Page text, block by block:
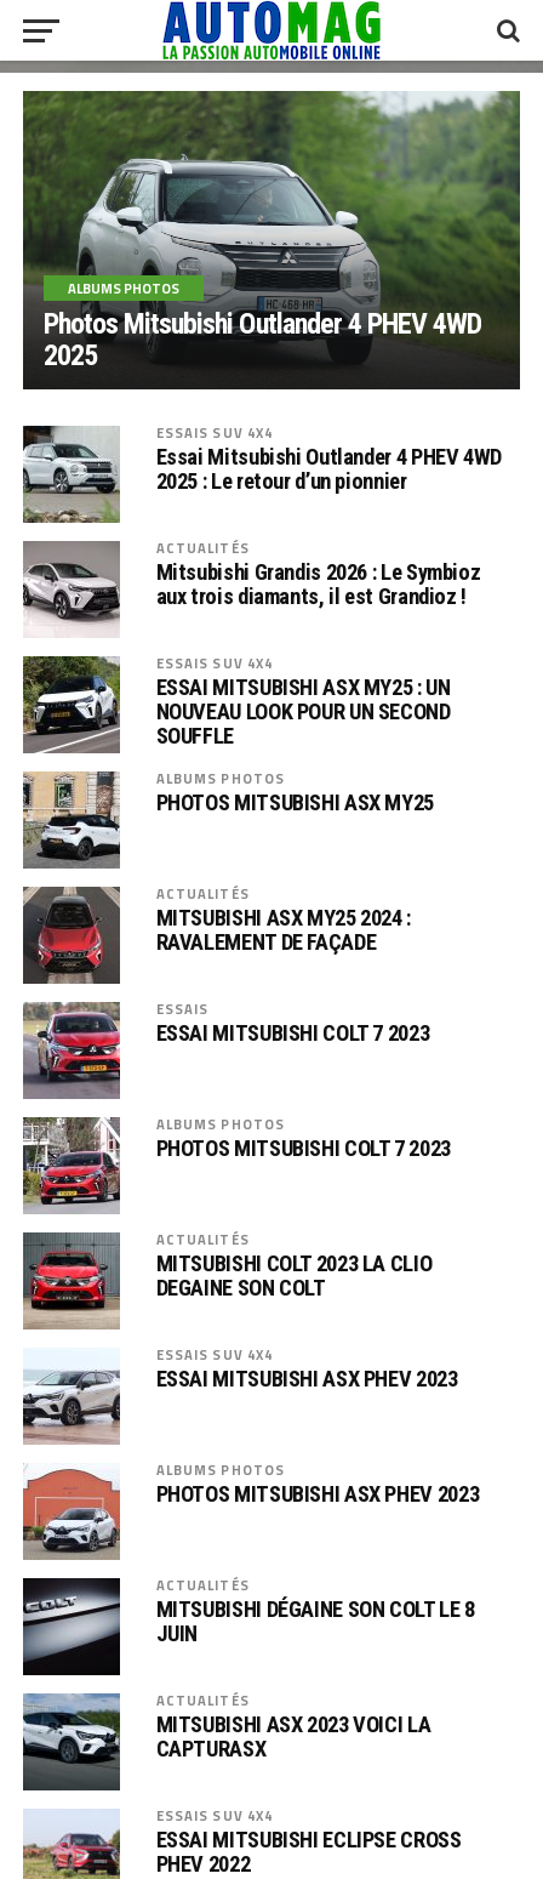
ALBUMS PHOTOS
Photos Mitsubishi Outlander 4 PHEV 4WD
2025
ESSAIS SUV 4X4
Essai Mitsubishi Outlander 4 PHEV 4WD
2025 : Le retour d’un pionnier
ACTUALITÉS
Mitsubishi Grandis 2026 : Le Symbioz
aux trois diamants, il est Grandioz !
ESSAIS SUV 4X4
ESSAI MITSUBISHI ASX MY25 : UN
NOUVEAU LOOK POUR UN SECOND
SOUFFLE
ALBUMS PHOTOS
PHOTOS MITSUBISHI ASX MY25
ACTUALITÉS
MITSUBISHI ASX MY25 2024 :
RAVALEMENT DE FAÇADE
ESSAIS
ESSAI MITSUBISHI COLT 7 2023
ALBUMS PHOTOS
PHOTOS MITSUBISHI COLT 7 2023
ACTUALITÉS
MITSUBISHI COLT 2023 LA CLIO
DEGAINE SON COLT
ESSAIS SUV 4X4
ESSAI MITSUBISHI ASX PHEV 2023
ALBUMS PHOTOS
PHOTOS MITSUBISHI ASX PHEV 2023
ACTUALITÉS
MITSUBISHI DÉGAINE SON COLT LE 8
JUIN
ACTUALITÉS
MITSUBISHI ASX 2023 VOICI LA
CAPTURASX
ESSAIS SUV 4X4
ESSAI MITSUBISHI ECLIPSE CROSS
PHEV 2022